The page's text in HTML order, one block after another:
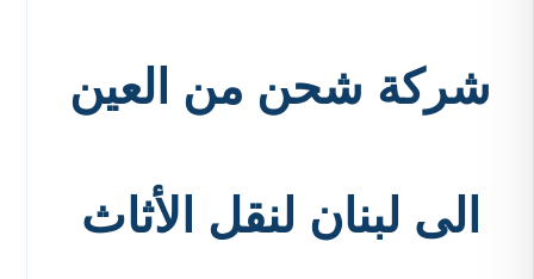
شركة شحن من العين
الى لبنان لنقل الأثاث